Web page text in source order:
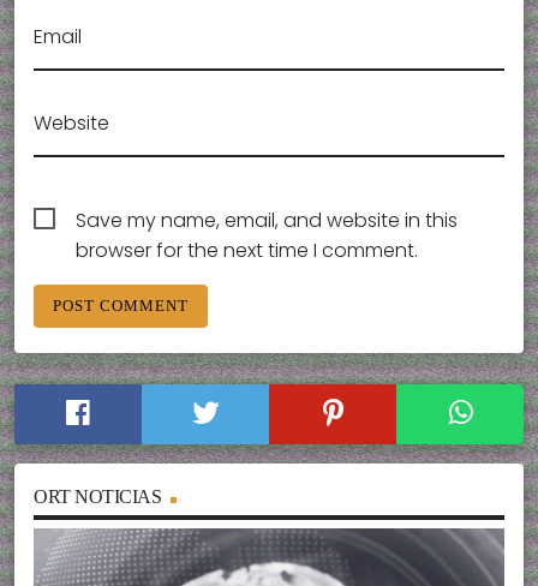
Email
Website
Save my name, email, and website in this
browser for the next time I comment.
ORT NOTICIAS